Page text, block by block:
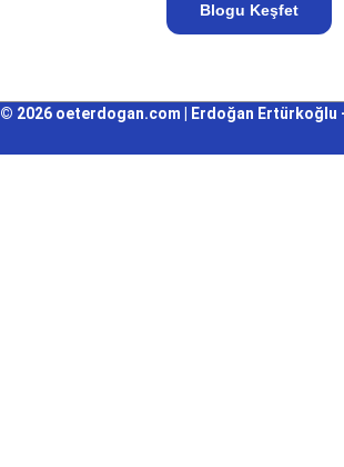
Blogu Keşfet
© 2026 oeterdogan.com | Erdoğan Ertürkoğlu –